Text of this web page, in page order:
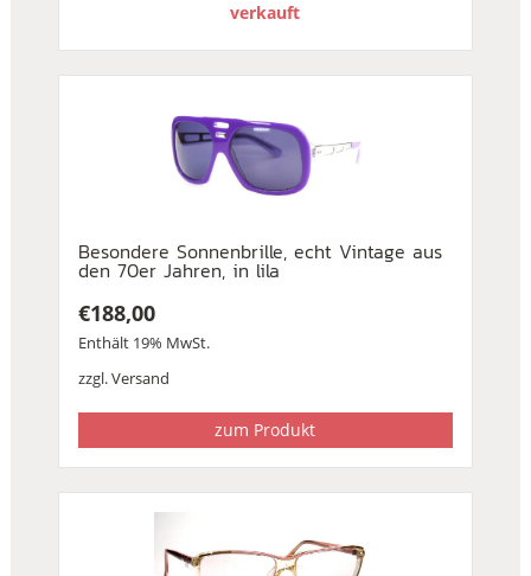
verkauft
Besondere Sonnenbrille, echt Vintage aus
den 70er Jahren, in lila
€188,00
Enthält 19% MwSt.
zzgl.Versand
zum Produkt